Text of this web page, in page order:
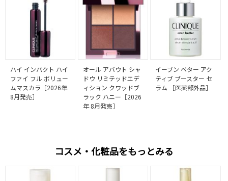
ハイ インパクト ハイ
ファイ フル ボリュー
ムマスカラ［2026年
8月発売］
オール アバウト シャ
ドウ リミテッドエデ
ィション クワッドブ
ラック ハニー［2026
年 8月発売］
イーブン ベター アク
ティブ ブースター セ
ラム ［医薬部外品］
コスメ・化粧品をもっとみる